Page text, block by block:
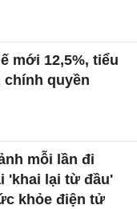
mới 12,5%, tiểu
chính quyền
mỗi lần đi
'khai lại từ đầu'
khỏe điện tử